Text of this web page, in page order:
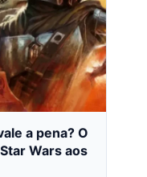
a pena? O
Wars aos